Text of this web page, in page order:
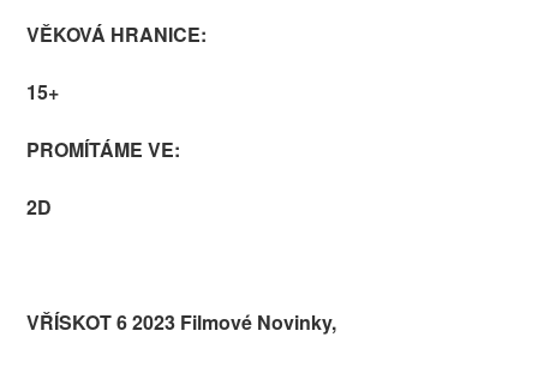
VĚKOVÁ HRANICE:
15+
PROMÍTÁME VE:
2D
VŘÍSKOT 6 2023 Filmové Novinky,